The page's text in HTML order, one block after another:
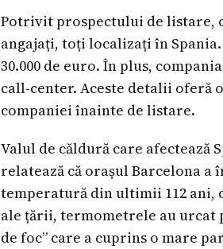
Potrivit prospectului de listare,
angajați, toți localizați în
30.000 de euro. În plus,
call-center. Aceste detalii oferă
companiei înainte de listare.
Valul de căldură care afectează
relatează că orașul Barcelona
temperatură din ultimii 112 ani,
ale țării, termometrele au urcat
de foc” care a cuprins o mare